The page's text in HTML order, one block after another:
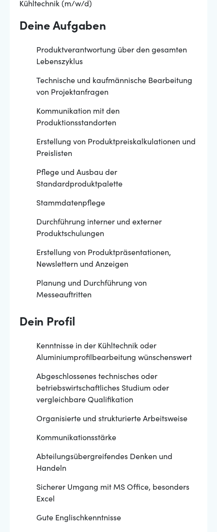
Kühltechnik (m/w/d)
Deine Aufgaben
Produktverantwortung über den gesamten
Lebenszyklus
Technische und kaufmännische Bearbeitung
von Projektanfragen
Kommunikation mit den
Produktionsstandorten
Erstellung von Produktpreiskalkulationen und
Preislisten
Pflege und Ausbau der
Standardproduktpalette
Stammdatenpflege
Durchführung interner und externer
Produktschulungen
Erstellung von Produktpräsentationen,
Newslettern und Anzeigen
Planung und Durchführung von
Messeauftritten
Dein Profil
Kenntnisse in der Kühltechnik oder
Aluminiumprofilbearbeitung wünschenswert
Abgeschlossenes technisches oder
betriebswirtschaftliches Studium oder
vergleichbare Qualifikation
Organisierte und strukturierte Arbeitsweise
Kommunikationsstärke
Abteilungsübergreifendes Denken und
Handeln
Sicherer Umgang mit MS Office, besonders
Excel
Gute Englischkenntnisse